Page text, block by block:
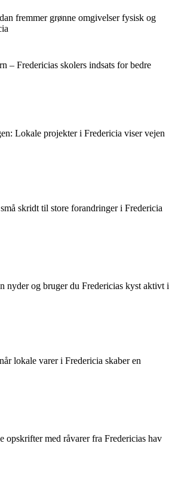
fremmer grønne omgivelser fysisk og
– Fredericias skolers indsats for bedre
Lokale projekter i Fredericia viser vejen
skridt til store forandringer i Fredericia
nyder og bruger du Fredericias kyst aktivt i
lokale varer i Fredericia skaber en
med råvarer fra Fredericias hav